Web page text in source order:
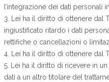
l’integrazione dei dati personali
3. Lei ha il diritto di ottenere dal
ingiustificato ritardo i dati
rettifiche o cancellazioni o
4. Lei ha il diritto di ottenere dal
5. Lei ha il diritto di ricevere in
dati a un altro titolare del